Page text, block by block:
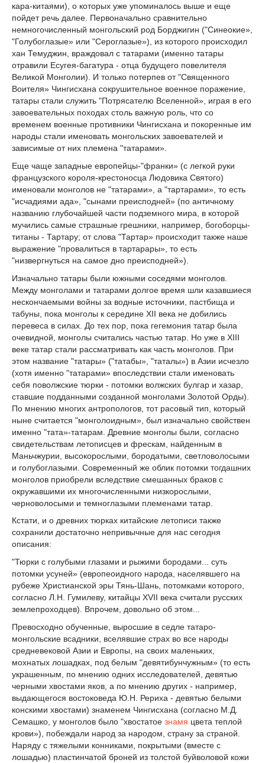
кара-китаями), о которых уже упоминалось выше и еще
пойдет речь далее. Первоначально сравнительно
немногочисленный монгольский род Борджигин ("Синеокие»,
"Голубоглазые» или "Сероглазые»), из которого происходил
хан Темуджин, враждовал с татарами (именно татары
отравили Есугея-багатура - отца будущего повелителя
Великой Монголии). И только потерпев от "Священного
Воителя» Чингисхана сокрушительное военное поражение,
татары стали служить "Потрясателю Вселенной», играя в его
завоевательных походах столь важную роль, что со
временем военные противники Чингисхана и покоренные им
народы стали именовать монгольских завоевателей и
зависимые от них племена "татарами».
Еще чаще западные европейцы-"франки» (с легкой руки
французского короля-крестоносца Людовика Святого)
именовали монголов не "татарами», а "тартарами», то есть
"исчадиями ада», "сынами преисподней» (по античному
названию глубочайшей части подземного мира, в которой
мучились самые страшные грешники, например, богоборцы-
титаны - Тартару; от слова "Тартар» происходит также наше
выражение "провалиться в тартарары», то есть
"низвергнуться на самое дно преисподней»).
Изначально татары были южными соседями монголов.
Между монголами и татарами долгое время шли казавшиеся
нескончаемыми войны за водные источники, пастбища и
табуны, пока монголы к середине XII века не добились
перевеса в силах. До тех пор, пока гегемония татар была
очевидной, монголы считались частью татар. Но уже в XIII
веке татар стали рассматривать как часть монголов. При
этом название "татары» ("татабы», "таталы») в Азии исчезло
(хотя именно "татарами» впоследствии стали именовать
себя поволжские тюрки - потомки волжских булгар и хазар,
ставшие подданными созданной монголами Золотой Орды).
По мнению многих антропологов, тот расовый тип, который
ныне считается "монголоидным», был изначально свойствен
именно "тата»-татарам. Древние монголы были, согласно
свидетельствам летописцев и фрескам, найденным в
Маньчжурии, высокорослыми, бородатыми, светловолосыми
и голубоглазыми. Современный же облик потомки тогдашних
монголов приобрели вследствие смешанных браков с
окружавшими их многочисленными низкорослыми,
черноволосыми и темноглазыми племенами татар.
Кстати, и о древних тюрках китайские летописи также
сохранили достаточно непривычные для нас сегодня
описания:
"Тюрки с голубыми глазами и рыжими бородами... суть
потомки усуней» (европеоидного народа, населявшего на
рубеже Христианской эры Тянь-Шань, потомками которого,
согласно Л.Н. Гумилеву, китайцы XVII века cчитали русских
землепроходцев). Впрочем, довольно об этом...
Превосходно обученные, выросшие в седле татаро-
монгольские всадники, вселявшие страх во все народы
средневековой Азии и Европы, на своих маленьких,
мохнатых лошадках, под белым "девятибунчужным» (то есть
украшенным, по мнению одних исследователей, девятью
черными хвостами яков, а по мнению других - например,
выдающегося востоковеда Ю.Н. Рериха - девятью белыми
конскими хвостами) знаменем Чингисхана (согласно М.Д.
Семашко, у монголов было "хвостатое знамя цвета теплой
крови»), побеждали народ за народом, страну за страной.
Наряду с тяжелыми конниками, покрытыми (вместе с
лошадью) пластинчатой броней из толстой буйволовой кожи